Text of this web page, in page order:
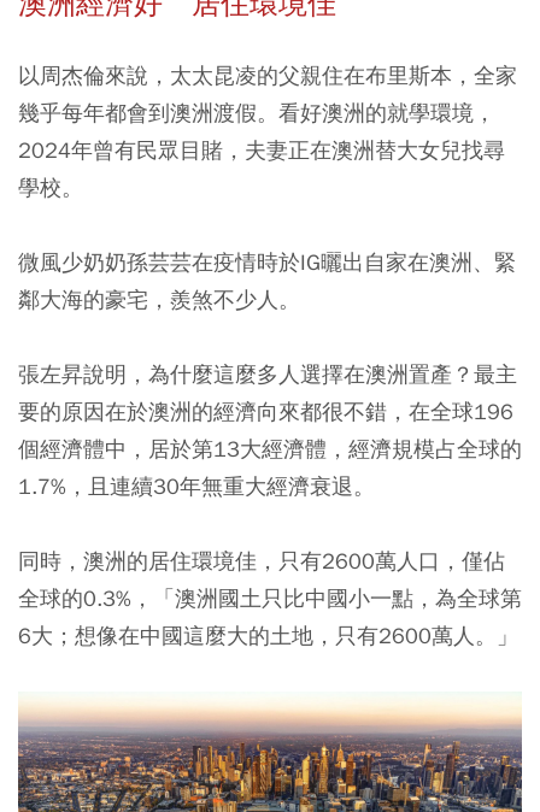
以周杰倫來說，太太昆凌的父親住在布里斯本，全家
幾乎每年都會到澳洲渡假。看好澳洲的就學環境，
2024年曾有民眾目賭，夫妻正在澳洲替大女兒找尋
學校。
微風少奶奶孫芸芸在疫情時於IG曬出自家在澳洲、緊
鄰大海的豪宅，羨煞不少人。
張左昇說明，為什麼這麼多人選擇在澳洲置產？最主
要的原因在於澳洲的經濟向來都很不錯，在全球196
個經濟體中，居於第13大經濟體，經濟規模占全球的
1.7%，且連續30年無重大經濟衰退。
同時，澳洲的居住環境佳，只有2600萬人口，僅佔
全球的0.3%，「澳洲國土只比中國小一點，為全球第
6大；想像在中國這麼大的土地，只有2600萬人。」